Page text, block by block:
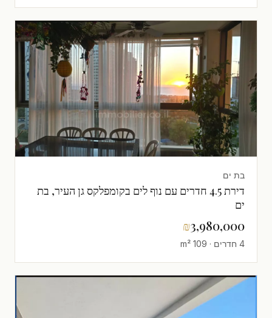
בת ים
דירת 4.5 חדרים עם נוף לים בקומפלקס גן העיר, בת
ים
₪3,980,000
4 חדרים · 109 m²